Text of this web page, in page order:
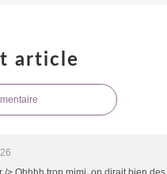
article